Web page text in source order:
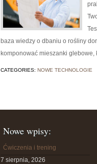
baza wiedzy o dbaniu o rośliny
komponować mieszanki glebowe,
CATEGORIES: NOWE TECHNOLOGIE
Nowe wpisy:
Ćwiczenia i trening
7 sierpnia, 2026